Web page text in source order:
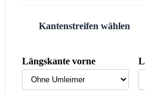
Kantenstreifen wählen
Längskante vorne